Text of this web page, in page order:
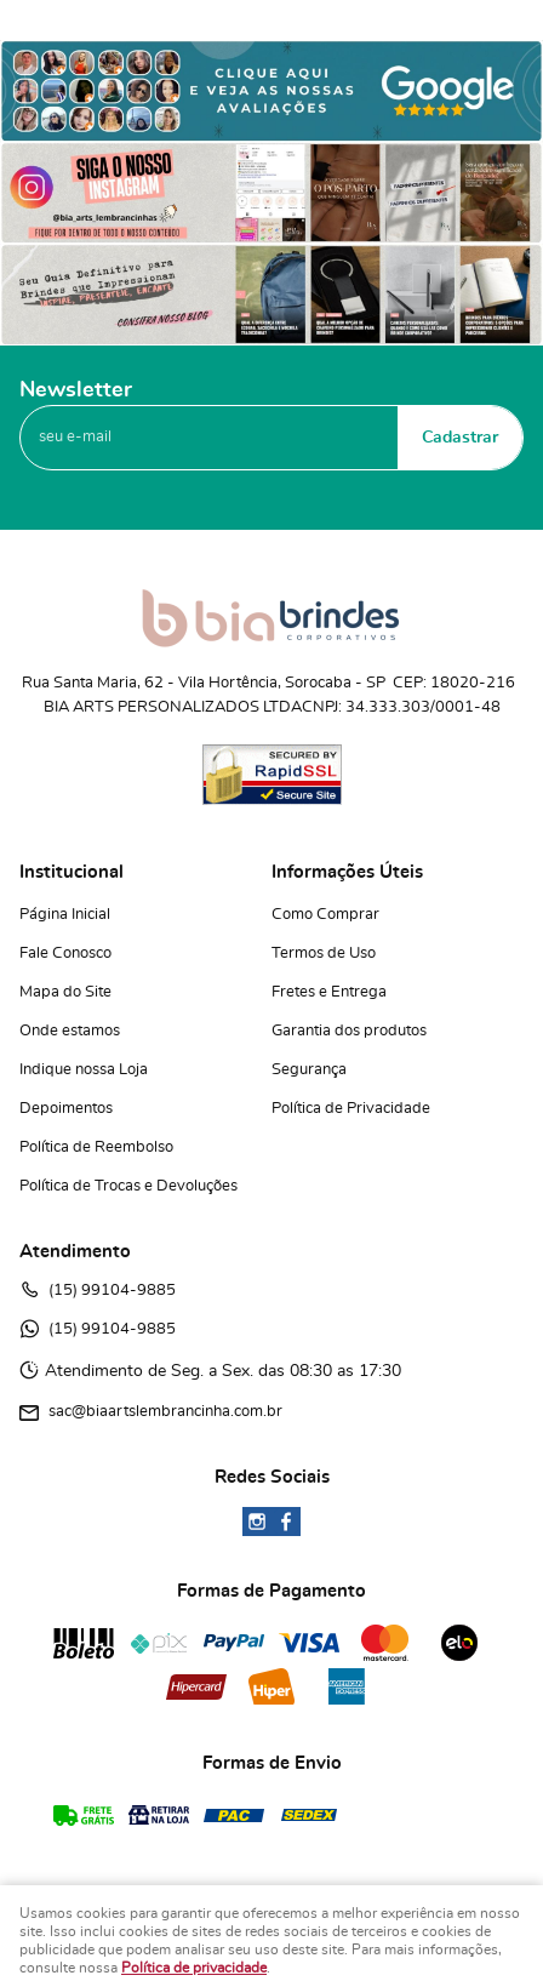
Newsletter
Cadastrar
Rua Santa Maria, 62 - Vila Hortência, Sorocaba - SP CEP: 18020-216
BIA ARTS PERSONALIZADOS LTDACNPJ: 34.333.303/0001-48
Institucional
Página Inicial
Fale Conosco
Mapa do Site
Onde estamos
Indique nossa Loja
Depoimentos
Política de Reembolso
Política de Trocas e Devoluções
Informações Úteis
Como Comprar
Termos de Uso
Fretes e Entrega
Garantia dos produtos
Segurança
Política de Privacidade
Atendimento
(15) 99104-9885
(15) 99104-9885
Atendimento de Seg. a Sex. das 08:30 as 17:30
sac@biaartslembrancinha.com.br
Redes Sociais
Formas de Pagamento
Formas de Envio
COPYRIGHT BIA ART'S LEMBRANCINHAS - 2026 - TODOS OS DIREITOS RESERVADOS.
LOJA VIRTUAL CRIADA POR
Usamos cookies para garantir que oferecemos a melhor experiência em nosso
site. Isso inclui cookies de sites de redes sociais de terceiros e cookies de
publicidade que podem analisar seu uso deste site. Para mais informações,
consulte nossa Política de privacidade.